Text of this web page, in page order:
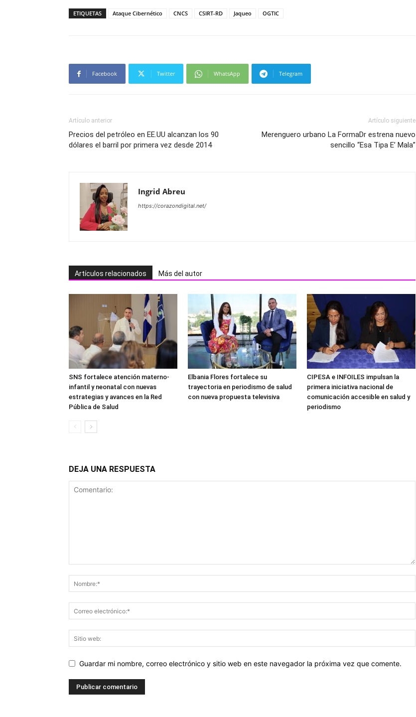
ETIQUETAS Ataque Cibernético CNCS CSIRT-RD Jaqueo OGTIC
Facebook Twitter WhatsApp Telegram
Artículo anterior
Precios del petróleo en EE.UU alcanzan los 90
dólares el barril por primera vez desde 2014
Artículo siguiente
Merenguero urbano La FormaDr estrena nuevo
sencillo “Esa Tipa E’ Mala”
Ingrid Abreu
https://corazondigital.net/
Artículos relacionados Más del autor
SNS fortalece atención materno-
infantil y neonatal con nuevas
estrategias y avances en la Red
Pública de Salud
Elbania Flores fortalece su
trayectoria en periodismo de salud
con nueva propuesta televisiva
CIPESA e INFOILES impulsan la
primera iniciativa nacional de
comunicación accesible en salud y
periodismo
DEJA UNA RESPUESTA
Guardar mi nombre, correo electrónico y sitio web en este navegador la próxima vez que comente.